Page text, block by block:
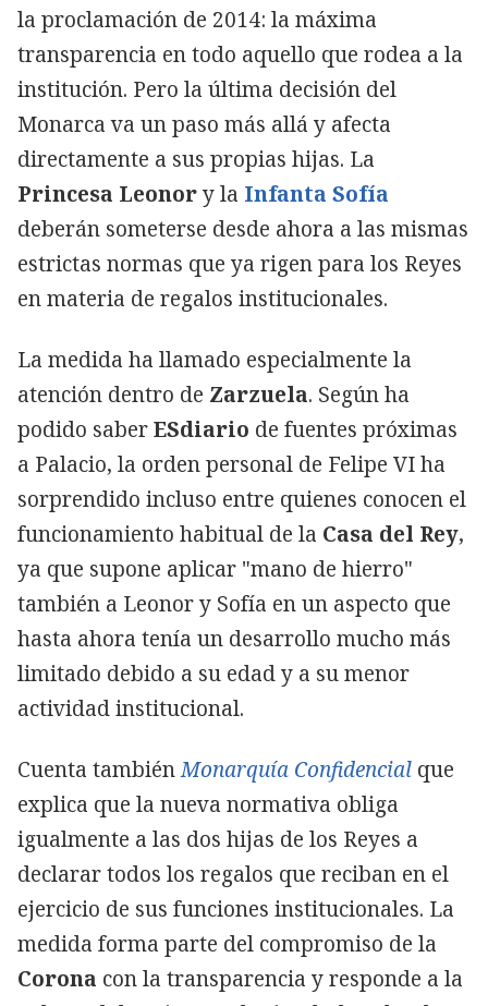
la proclamación de 2014: la máxima
transparencia en todo aquello que rodea a la
institución. Pero la última decisión del
Monarca va un paso más allá y afecta
directamente a sus propias hijas. La
Princesa Leonory la Infanta Sofía
deberán someterse desde ahora a las mismas
estrictas normas que ya rigen para los Reyes
en materia de regalos institucionales.
La medida ha llamado especialmente la
atención dentro de Zarzuela. Según ha
podido saberESdiario de fuentes próximas
a Palacio, la orden personal de Felipe VI ha
sorprendido incluso entre quienes conocen el
funcionamiento habitual de la Casa del Rey,
ya que supone aplicar "mano de hierro"
también a Leonor y Sofía en un aspecto que
hasta ahora tenía un desarrollo mucho más
limitado debido a su edad y a su menor
actividad institucional.
Cuenta tambiénMonarquía Confidencial que
explica que la nueva normativa obliga
igualmente a las dos hijas de los Reyes a
declarar todos los regalos que reciban en el
ejercicio de sus funciones institucionales. La
medida forma parte del compromiso de la
Corona con la transparencia y responde a la